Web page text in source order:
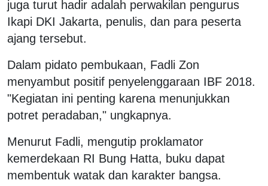
juga turut hadir adalah perwakilan pengurus
Ikapi DKI Jakarta, penulis, dan para peserta
ajang tersebut.
Dalam pidato pembukaan, Fadli Zon
menyambut positif penyelenggaraan IBF 2018.
"Kegiatan ini penting karena menunjukkan
potret peradaban," ungkapnya.
Menurut Fadli, mengutip proklamator
kemerdekaan RI Bung Hatta, buku dapat
membentuk watak dan karakter bangsa.